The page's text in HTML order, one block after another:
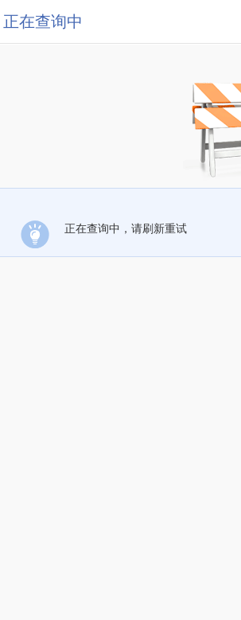
正在查询中
正在查询中，请刷新重试